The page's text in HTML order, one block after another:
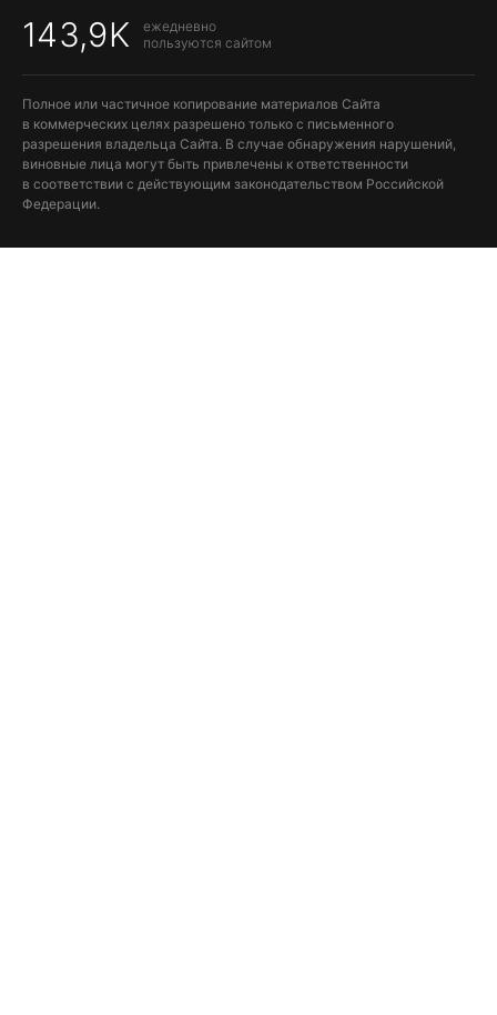
143,9K
ежедневно
пользуются сайтом
Полное или частичное копирование материалов Сайта
в коммерческих целях разрешено только с письменного
разрешения владельца Сайта. В случае обнаружения нарушений,
виновные лица могут быть привлечены к ответственности
в соответствии с действующим законодательством Российской
Федерации.